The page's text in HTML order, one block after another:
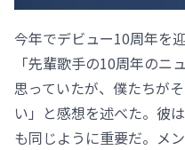
今年でデビュー10周年を
「先輩歌手の10周年のニ
思っていたが、僕たちが
い」と感想を述べた。彼
も同じように重要だ。メ